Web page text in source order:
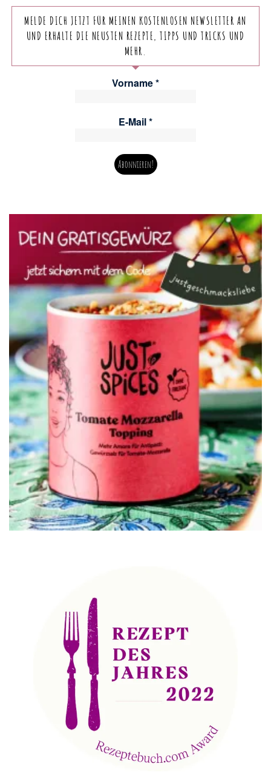
MELDE DICH JETZT FÜR MEINEN KOSTENLOSEN NEWSLETTER AN
UND ERHALTE DIE NEUSTEN REZEPTE, TIPPS UND TRICKS UND
MEHR.
Vorname*
E-Mail*